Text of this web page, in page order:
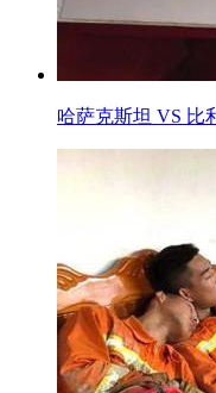
哈萨克斯坦 VS 比